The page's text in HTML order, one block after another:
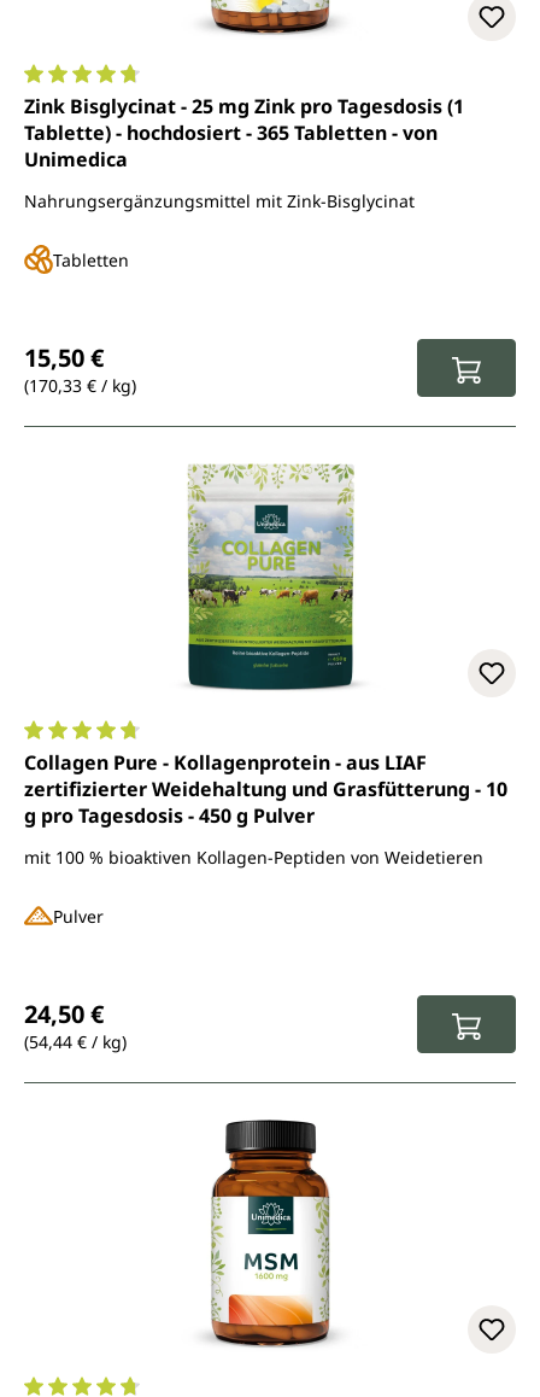
Durchschnittliche Bewertung von 4.8 von 5 Sternen
Zink Bisglycinat - 25 mg Zink pro Tagesdosis (1
Tablette) - hochdosiert - 365 Tabletten - von
Unimedica
Nahrungsergänzungsmittel mit Zink-Bisglycinat
Tabletten
15,50 €
(170,33 € / kg)
Durchschnittliche Bewertung von 4.7 von 5 Sternen
Collagen Pure - Kollagenprotein - aus LIAF
zertifizierter Weidehaltung und Grasfütterung - 10
g pro Tagesdosis - 450 g Pulver
mit 100 % bioaktiven Kollagen-Peptiden von Weidetieren
Pulver
24,50 €
(54,44 € / kg)